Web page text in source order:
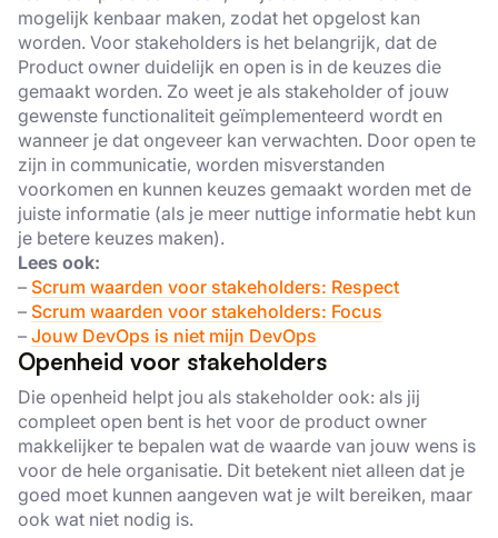
mogelijk kenbaar maken, zodat het opgelost kan
worden. Voor stakeholders is het belangrijk, dat de
Product owner duidelijk en open is in de keuzes die
gemaakt worden. Zo weet je als stakeholder of jouw
gewenste functionaliteit geïmplementeerd wordt en
wanneer je dat ongeveer kan verwachten. Door open te
zijn in communicatie, worden misverstanden
voorkomen en kunnen keuzes gemaakt worden met de
juiste informatie (als je meer nuttige informatie hebt kun
je betere keuzes maken).
Lees ook:
– Scrum waarden voor stakeholders: Respect
– Scrum waarden voor stakeholders: Focus
– Jouw DevOps is niet mijn DevOps
Openheid voor stakeholders
Die openheid helpt jou als stakeholder ook: als jij
compleet open bent is het voor de product owner
makkelijker te bepalen wat de waarde van jouw wens is
voor de hele organisatie. Dit betekent niet alleen dat je
goed moet kunnen aangeven wat je wilt bereiken, maar
ook wat niet nodig is.